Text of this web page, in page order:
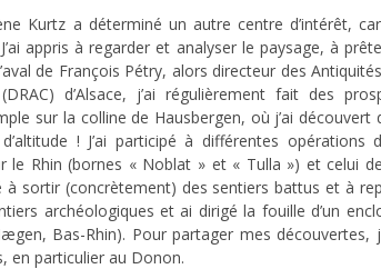
Kurtz a déterminé un autre centre d’intérêt,
appris à regarder et analyser le paysage, à
de François Pétry, alors directeur des
d’Alsace, j’ai régulièrement fait des
sur la colline de Hausbergen, où j’ai
! J’ai participé à différentes opérations
le Rhin (bornes « Noblat » et « Tulla ») et celui
à sortir (concrètement) des sentiers battus et à
archéologiques et ai dirigé la fouille d’un
Bas-Rhin). Pour partager mes
en particulier au Donon.